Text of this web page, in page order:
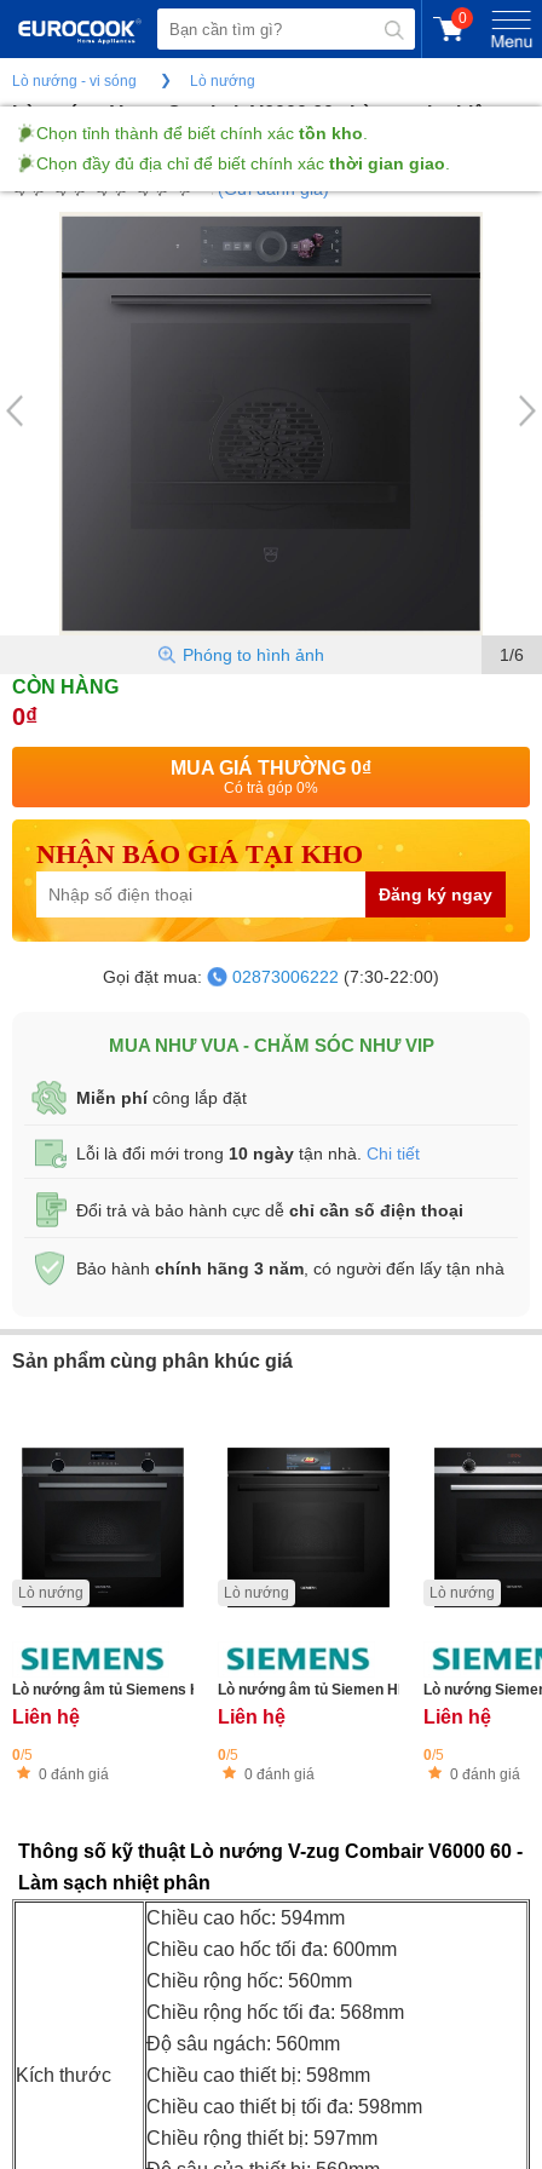
0
Lò nướng - vi sóng Lò nướng
Lò nướng V-zug Combair V6000 60 - Làm sạch nhiệt
phân
(Gửi đánh giá)
1/6
Phóng to hình ảnh
CÒN HÀNG
0₫
MUA GIÁ THƯỜNG 0₫
Có trả góp 0%
NHẬN BÁO GIÁ TẠI KHO
Đăng ký ngay
Gọi đặt mua: 02873006222 (7:30-22:00)
MUA NHƯ VUA - CHĂM SÓC NHƯ VIP
Miễn phícông lắp đặt
Lỗi là đổi mới trong 10 ngày tận nhà. Chi tiết
Đổi trả và bảo hành cực dễ chỉ cần số điện thoại
Bảo hành chính hãng 3 năm , có người đến lấy tận nhà
Sản phẩm cùng phân khúc giá
Lò nướng
Lò nướng âm tủ Siemens HB479G0A3 iQ500
Liên hệ
0/5
0 đánh giá
Lò nướng
Lò nướng âm tủ Siemen HB778G3B1B iQ700
Liên hệ
0/5
0 đánh giá
Lò nướng
Lò nướng
Liên hệ
0/5
0 đánh giá
Thông số kỹ thuật Lò nướng V-zug Combair V6000 60 -
Làm sạch nhiệt phân
Kích thước
Chiều cao hốc: 594mm
Chiều cao hốc tối đa: 600mm
Chiều rộng hốc: 560mm
Chiều rộng hốc tối đa: 568mm
Độ sâu ngách: 560mm
Chiều cao thiết bị: 598mm
Chiều cao thiết bị tối đa: 598mm
Chiều rộng thiết bị: 597mm